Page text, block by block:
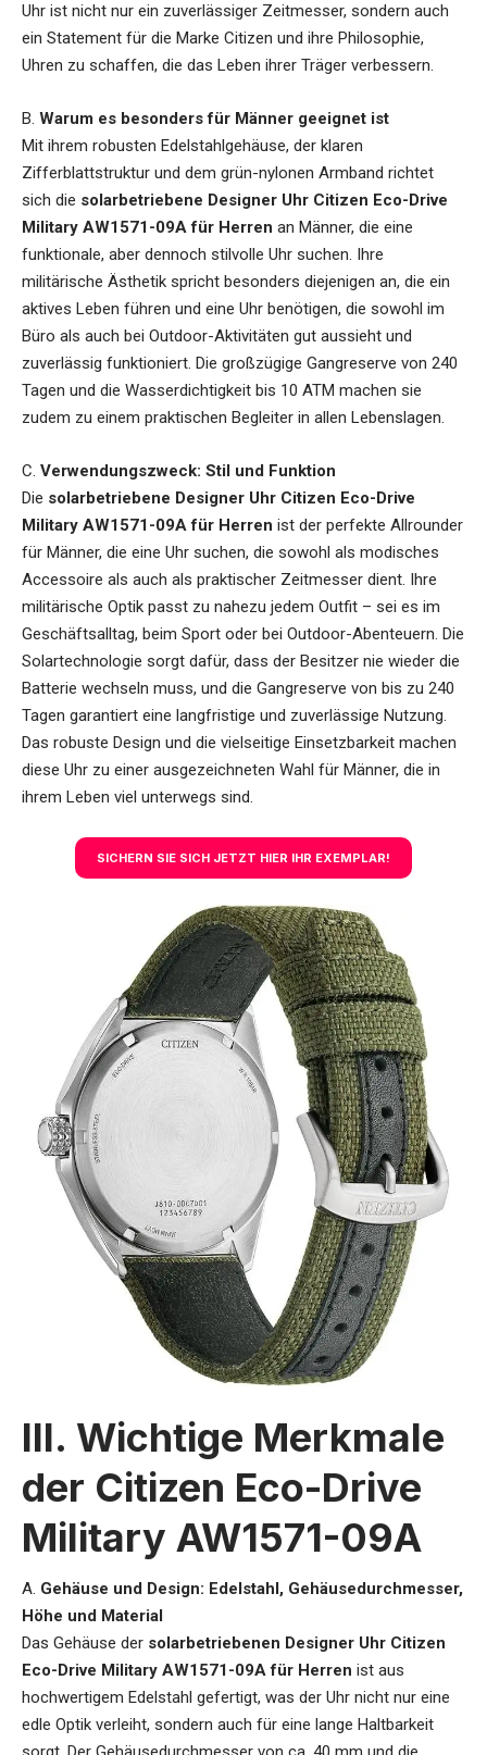
Uhr ist nicht nur ein zuverlässiger Zeitmesser, sondern auch
ein Statement für die Marke Citizen und ihre Philosophie,
Uhren zu schaffen, die das Leben ihrer Träger verbessern.
B. Warum es besonders für Männer geeignet ist
Mit ihrem robusten Edelstahlgehäuse, der klaren
Zifferblattstruktur und dem grün-nylonen Armband richtet
sich die solarbetriebene Designer Uhr Citizen Eco-Drive
Military AW1571-09A für Herren an Männer, die eine
funktionale, aber dennoch stilvolle Uhr suchen. Ihre
militärische Ästhetik spricht besonders diejenigen an, die ein
aktives Leben führen und eine Uhr benötigen, die sowohl im
Büro als auch bei Outdoor-Aktivitäten gut aussieht und
zuverlässig funktioniert. Die großzügige Gangreserve von 240
Tagen und die Wasserdichtigkeit bis 10 ATM machen sie
zudem zu einem praktischen Begleiter in allen Lebenslagen.
C. Verwendungszweck: Stil und Funktion
Die solarbetriebene Designer Uhr Citizen Eco-Drive
Military AW1571-09A für Herren ist der perfekte Allrounder
für Männer, die eine Uhr suchen, die sowohl als modisches
Accessoire als auch als praktischer Zeitmesser dient. Ihre
militärische Optik passt zu nahezu jedem Outfit – sei es im
Geschäftsalltag, beim Sport oder bei Outdoor-Abenteuern. Die
Solartechnologie sorgt dafür, dass der Besitzer nie wieder die
Batterie wechseln muss, und die Gangreserve von bis zu 240
Tagen garantiert eine langfristige und zuverlässige Nutzung.
Das robuste Design und die vielseitige Einsetzbarkeit machen
diese Uhr zu einer ausgezeichneten Wahl für Männer, die in
ihrem Leben viel unterwegs sind.
SICHERN SIE SICH JETZT HIER IHR EXEMPLAR!
III. Wichtige Merkmale
der Citizen Eco-Drive
Military AW1571-09A
A. Gehäuse und Design: Edelstahl, Gehäusedurchmesser,
Höhe und Material
Das Gehäuse der solarbetriebenen Designer Uhr Citizen
Eco-Drive Military AW1571-09A für Herren ist aus
hochwertigem Edelstahl gefertigt, was der Uhr nicht nur eine
edle Optik verleiht, sondern auch für eine lange Haltbarkeit